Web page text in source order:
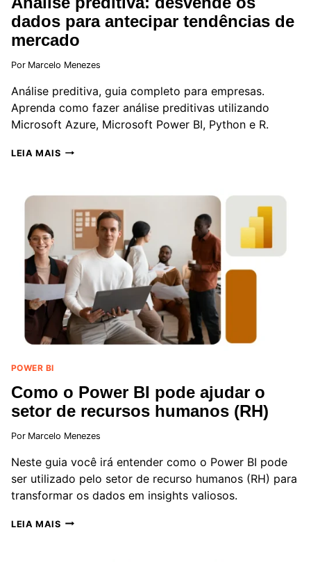
dados para antecipar tendências de
mercado
Por Marcelo Menezes
Análise preditiva, guia completo para empresas.
Aprenda como fazer análise preditivas utilizando
Microsoft Azure, Microsoft Power BI, Python e R.
LEIA MAISANÁLISE
PARA
ANTECIPAR
TENDÊNCIAS
DE
MERCADO
POWER BI
Como o Power BI pode ajudar o
setor de recursos humanos (RH)
Por Marcelo Menezes
Neste guia você irá entender como o Power BI pode
ser utilizado pelo setor de recurso humanos (RH) para
transformar os dados em insights valiosos.
LEIA MAISCOMO